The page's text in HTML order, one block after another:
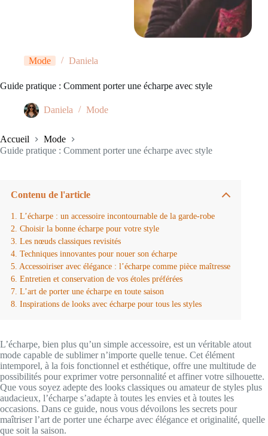
Mode Daniela
Guide pratique : Comment porter une écharpe avec style
Daniela Mode
Accueil
Mode
Guide pratique : Comment porter une écharpe avec style
Contenu de l'article
L’écharpe : un accessoire incontournable de la garde-robe
Choisir la bonne écharpe pour votre style
Les nœuds classiques revisités
Techniques innovantes pour nouer son écharpe
Accessoiriser avec élégance : l’écharpe comme pièce maîtresse
Entretien et conservation de vos étoles préférées
L’art de porter une écharpe en toute saison
Inspirations de looks avec écharpe pour tous les styles
L’écharpe, bien plus qu’un simple accessoire, est un véritable atout
mode capable de sublimer n’importe quelle tenue. Cet élément
intemporel, à la fois fonctionnel et esthétique, offre une multitude de
possibilités pour exprimer votre personnalité et affiner votre silhouette.
Que vous soyez adepte des looks classiques ou amateur de styles plus
audacieux, l’écharpe s’adapte à toutes les envies et à toutes les
occasions. Dans ce guide, nous vous dévoilons les secrets pour
maîtriser l’art de porter une écharpe avec élégance et originalité, quelle
que soit la saison.